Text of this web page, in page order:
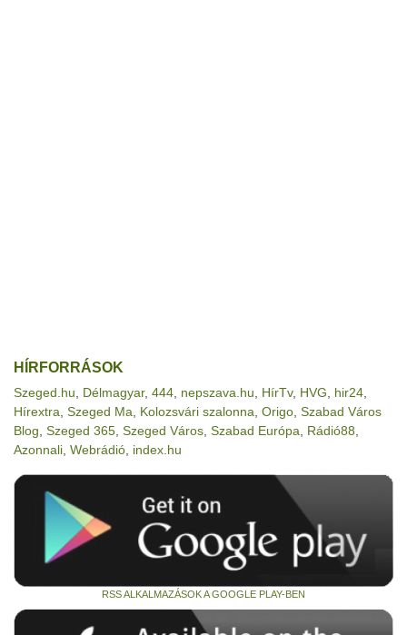
HÍRFORRÁSOK
Szeged.hu Délmagyar, 444 nepszava.hu HírTv, HVG hir24
Hírextra Szeged Ma Kolozsvári szalonna Origo Szabad Város
Blog Szeged 365 Szeged Város Szabad Európa Rádió88
Azonnali Webrádió index.hu
RSS ALKALMAZÁSOK A GOOGLE PLAY-BEN